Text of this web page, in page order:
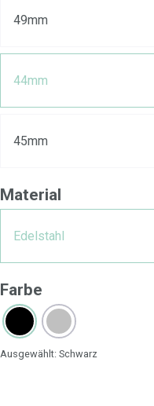
49mm
44mm
45mm
Material
Edelstahl
Farbe
Ausgewählt: Schwarz